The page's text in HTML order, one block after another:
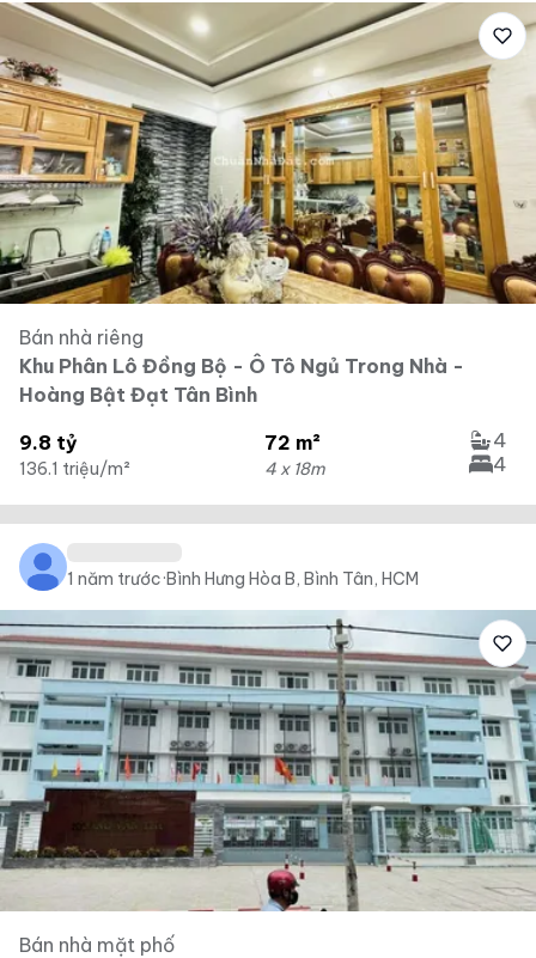
Bán nhà riêng
Khu Phân Lô Đồng Bộ - Ô Tô Ngủ Trong Nhà -
Hoàng Bật Đạt Tân Bình
9.8 tỷ
136.1 triệu/m²
72 m²
4 x 18m
4
4
1 năm trước·Bình Hưng Hòa B, Bình Tân, HCM
Bán nhà mặt phố